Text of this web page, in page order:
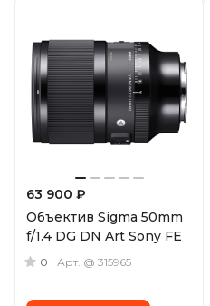
63 900 ₽
Объектив Sigma 50mm
f/1.4 DG DN Art Sony FE
0 Арт. @ 315965